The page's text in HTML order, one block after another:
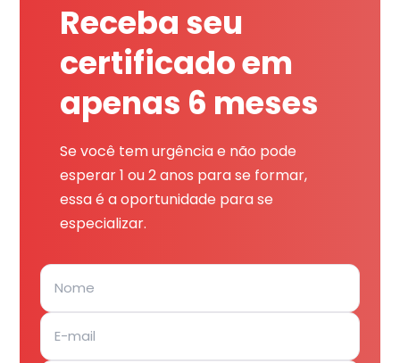
Receba seu
certificado em
apenas 6 meses
Se você tem urgência e não pode
esperar 1 ou 2 anos para se formar,
essa é a oportunidade para se
especializar.